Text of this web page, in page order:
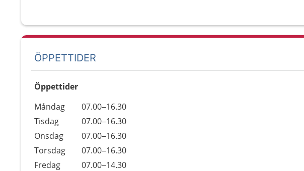
ÖPPETTIDER
Öppettider
Dag
Öppettider
Kommentarer
Måndag
07.00–16.30
Tisdag
07.00–16.30
Onsdag
07.00–16.30
Torsdag
07.00–16.30
Fredag
07.00–14.30